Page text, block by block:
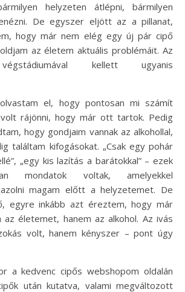
helyzeten átlépni, bármilyen
De egyszer eljött az a pillanat,
hogy már nem elég egy új pár cipő
az életem aktuális problémáit. Az
kellett ugyanis
el, hogy pontosan mi számít
rájönni, hogy már ott tartok. Pedig
hogy gondjaim vannak az alkohollal,
találtam kifogásokat. „Csak egy pohár
„egy kis lazítás a barátokkal” – ezek
mondatok voltak, amelyekkel
magam előtt a helyzetemet. De
egyre inkább azt éreztem, hogy már
életemet, hanem az alkohol. Az ivás
volt, hanem kényszer – pont úgy
a kedvenc cipős webshopom oldalán
után kutatva, valami megváltozott